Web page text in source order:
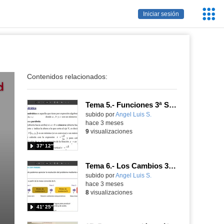
Iniciar sesión
Contenidos relacionados:
Tema 5.- Funciones 3ª Sesión 07-05-2026
Contenido educativo.
subido porAngel Luis S.
37′ 12″
hace 3 meses
9visualizaciones
Tema 6.- Los Cambios 3ª Sesión 07-05-2026
Contenido educativo.
subido porAngel Luis S.
41′ 25″
hace 3 meses
8visualizaciones